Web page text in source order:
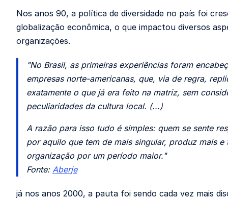
Nos anos 90, a política de diversidade no país foi
globalização econômica, o que impactou diversos
organizações.
"No Brasil, as primeiras experiências foram
empresas norte-americanas, que, via de regra,
exatamente o que já era feito na matriz, sem
peculiaridades da cultura local. (...)
A razão para isso tudo é simples: quem se sente
por aquilo que tem de mais singular, produz mais e
organização por um período maior."
Fonte: Aberje
já nos anos 2000, a pauta foi sendo cada vez mais